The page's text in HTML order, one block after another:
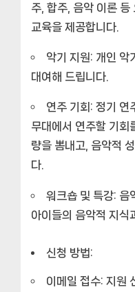
주, 합주, 음악 이론
교육을 제공합니다.
악기 지원: 개인 악
대여해 드립니다.
연주 기회: 정기 연
무대에서 연주할 기회
량을 뽐내고, 음악적
다.
워크숍 및 특강: 음
아이들의 음악적 지식
신청 방법:
이메일 접수: 지원